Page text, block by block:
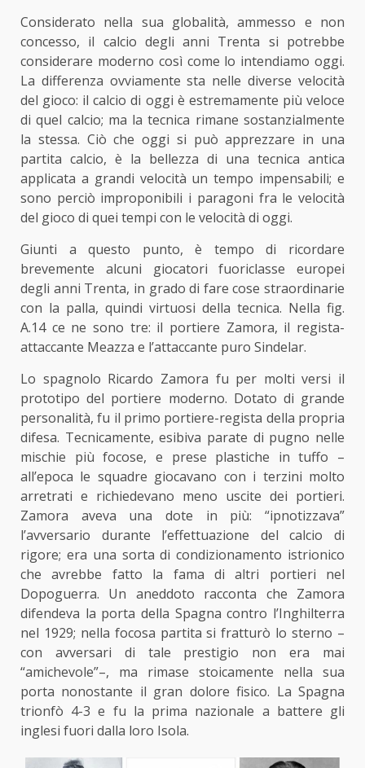
Considerato nella sua globalità, ammesso e non
concesso, il calcio degli anni Trenta si potrebbe
considerare moderno così come lo intendiamo oggi.
La differenza ovviamente sta nelle diverse velocità
del gioco: il calcio di oggi è estremamente più veloce
di quel calcio; ma la tecnica rimane sostanzialmente
la stessa. Ciò che oggi si può apprezzare in una
partita calcio, è la bellezza di una tecnica antica
applicata a grandi velocità un tempo impensabili; e
sono perciò improponibili i paragoni fra le velocità
del gioco di quei tempi con le velocità di oggi.
Giunti a questo punto, è tempo di ricordare
brevemente alcuni giocatori fuoriclasse europei
degli anni Trenta, in grado di fare cose straordinarie
con la palla, quindi virtuosi della tecnica. Nella fig.
A.14 ce ne sono tre: il portiere Zamora, il regista-
attaccante Meazza e l’attaccante puro Sindelar.
Lo spagnolo Ricardo Zamora fu per molti versi il
prototipo del portiere moderno. Dotato di grande
personalità, fu il primo portiere-regista della propria
difesa. Tecnicamente, esibiva parate di pugno nelle
mischie più focose, e prese plastiche in tuffo –
all’epoca le squadre giocavano con i terzini molto
arretrati e richiedevano meno uscite dei portieri.
Zamora aveva una dote in più: “ipnotizzava”
l’avversario durante l’effettuazione del calcio di
rigore; era una sorta di condizionamento istrionico
che avrebbe fatto la fama di altri portieri nel
Dopoguerra. Un aneddoto racconta che Zamora
difendeva la porta della Spagna contro l’Inghilterra
nel 1929; nella focosa partita si fratturò lo sterno –
con avversari di tale prestigio non era mai
“amichevole”–, ma rimase stoicamente nella sua
porta nonostante il gran dolore fisico. La Spagna
trionfò 4-3 e fu la prima nazionale a battere gli
inglesi fuori dalla loro Isola.